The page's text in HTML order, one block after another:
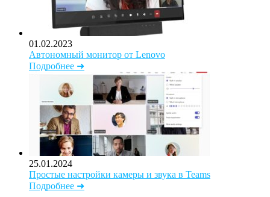
01.02.2023
Автономный монитор от Lenovo
Подробнее ➜
25.01.2024
Простые настройки камеры и звука в Teams
Подробнее ➜